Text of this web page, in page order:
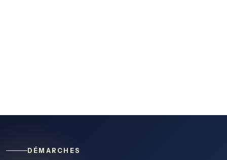
DÉMARCHES